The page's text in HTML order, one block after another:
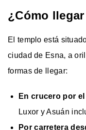
¿Cómo
El templo está
ciudad de Esna, a
formas de llegar:
En crucero por
Luxor y Asuán
Por carretera